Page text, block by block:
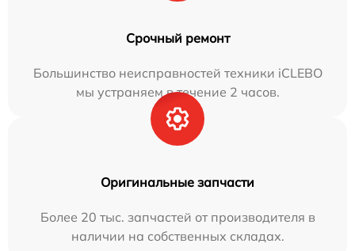
Срочный ремонт
Большинство неисправностей техники iCLEBO
мы устраняем в течение 2 часов.
Оригинальные запчасти
Более 20 тыс. запчастей от производителя в
наличии на собственных складах.